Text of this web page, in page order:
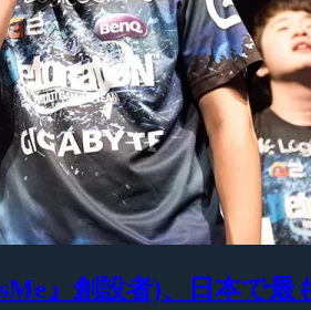
』創設者)、日本で